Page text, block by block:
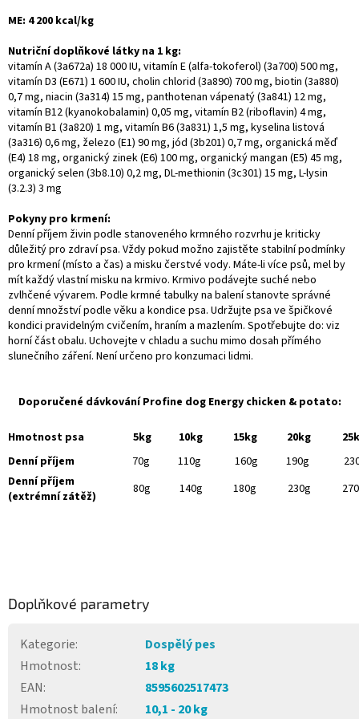
ME: 4 200 kcal/kg
Nutriční doplňkové látky na 1 kg:
vitamín A (3a672a) 18 000 IU, vitamín E (alfa-tokoferol) (3a700) 500 mg,
vitamín D3 (E671) 1 600 IU, cholin chlorid (3a890) 700 mg, biotin (3a880)
0,7 mg, niacin (3a314) 15 mg, panthotenan vápenatý (3a841) 12 mg,
vitamín B12 (kyanokobalamin) 0,05 mg, vitamín B2 (riboflavin) 4 mg,
vitamín B1 (3a820) 1 mg, vitamín B6 (3a831) 1,5 mg, kyselina listová
(3a316) 0,6 mg, železo (E1) 90 mg, jód (3b201) 0,7 mg, organická měď
(E4) 18 mg, organický zinek (E6) 100 mg, organický mangan (E5) 45 mg,
organický selen (3b8.10) 0,2 mg, DL-methionin (3c301) 15 mg, L-lysin
(3.2.3) 3 mg
Pokyny pro krmení:
Denní příjem živin podle stanoveného krmného rozvrhu je kriticky
důležitý pro zdraví psa. Vždy pokud možno zajistěte stabilní podmínky
pro krmení (místo a čas) a misku čerstvé vody. Máte-li více psů, mel by
mít každý vlastní misku na krmivo. Krmivo podávejte suché nebo
zvlhčené vývarem. Podle krmné tabulky na balení stanovte správné
denní množství podle věku a kondice psa. Udržujte psa ve špičkové
kondici pravidelným cvičením, hraním a mazlením. Spotřebujte do: viz
horní část obalu. Uchovejte v chladu a suchu mimo dosah přímého
slunečního záření. Není určeno pro konzumaci lidmi.
Doporučené dávkování Profine dog Energy chicken & potato:
Hmotnost psa 5kg 10kg 15kg 20kg
Denní příjem
70g 110g 160g 190g
Denní příjem
(extrémní zátěž)
80g 140g 180g 230g
Doplňkové parametry
Kategorie:
Dospělý pes
Hmotnost:
18 kg
EAN:
8595602517473
Hmotnost balení: 10,1 - 20 kg